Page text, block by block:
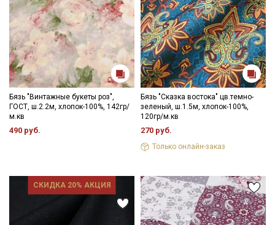
Бязь "Винтажные букеты роз",
ГОСТ, ш.2.2м, хлопок-100%, 142гр/
м.кв
490 руб.
Бязь "Сказка востока" цв.темно-
зеленый, ш.1.5м, хлопок-100%,
120гр/м.кв
270 руб.
Только онлайн-заказ
СКИДКА 20% АКЦИЯ